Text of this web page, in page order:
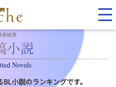
索結果
Novels
小説のランキングです。